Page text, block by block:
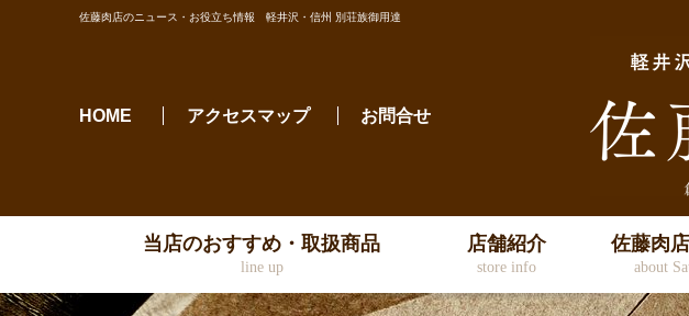
佐藤肉店のニュース・お役立ち情報 軽井沢・信州 別荘族御用達
HOME アクセスマップ お問合せ
当店のおすすめ・取扱商品
line up
店舗紹介
store info
佐藤肉
about